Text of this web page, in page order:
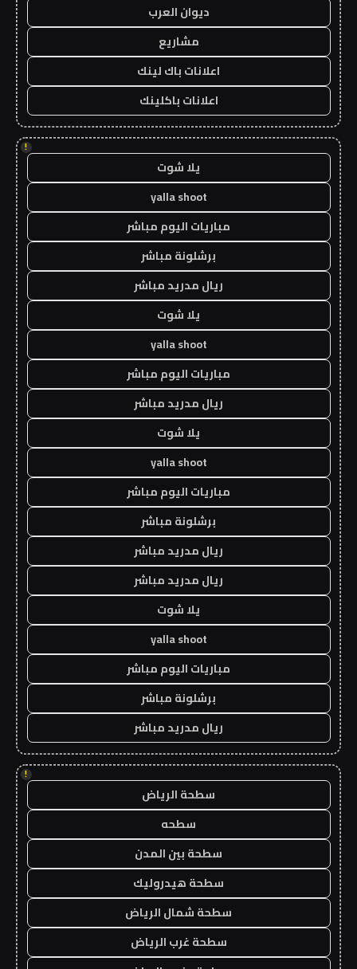
ديوان العرب
مشاريع
اعلانات باك لينك
اعلانات باكلينك
!
يلا شوت
yalla shoot
مباريات اليوم مباشر
برشلونة مباشر
ريال مدريد مباشر
يلا شوت
yalla shoot
مباريات اليوم مباشر
ريال مدريد مباشر
يلا شوت
yalla shoot
مباريات اليوم مباشر
برشلونة مباشر
ريال مدريد مباشر
ريال مدريد مباشر
يلا شوت
yalla shoot
مباريات اليوم مباشر
برشلونة مباشر
ريال مدريد مباشر
!
سطحة الرياض
سطحه
سطحة بين المدن
سطحة هيدروليك
سطحة شمال الرياض
سطحة غرب الرياض